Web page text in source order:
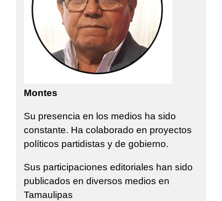
Montes
Su presencia en los medios ha sido
constante. Ha colaborado en proyectos
políticos partidistas y de gobierno.
Sus participaciones editoriales han sido
publicados en diversos medios en
Tamaulipas